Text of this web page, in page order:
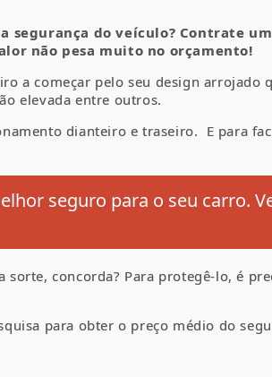
segurança do veículo? Contrate
não pesa muito no orçamento!
a começar pelo seu design arrojado
elevada entre outros.
dianteiro e traseiro. E para
seguro para o seu carro.
sorte, concorda? Para protegê-lo, é
para obter o preço médio do